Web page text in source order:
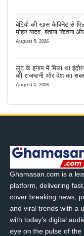
बेटियों की खास कैबिनेट से
मोहन यादव, बताया कितना
August 5, 2026
लूट के इनाम में मिला था
की राजधानी और देश का
कहानी
August 5, 2026
Ghamasan.com is a
platform, delivering
cover breaking news,
and viral trends with a
with today’s digital
eye on the pulse of